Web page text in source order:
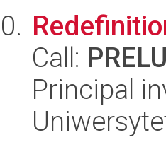
Call:
Principal